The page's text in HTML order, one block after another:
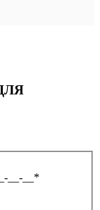
( __ ) ___-__-__ *